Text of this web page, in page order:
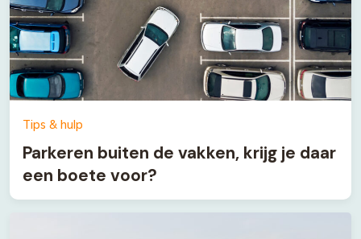
Tips & hulp
Parkeren buiten de vakken, krijg je daar
een boete voor?